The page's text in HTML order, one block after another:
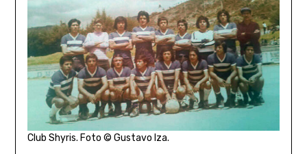
Club Shyris. Foto © Gustavo Iza.